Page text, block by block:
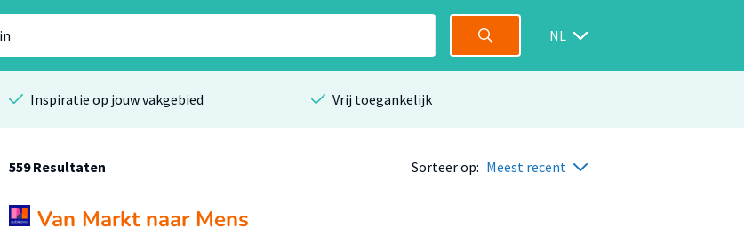
NL
Inspiratie op jouw vakgebied Vrij toegankelijk
559 Resultaten Sorteer op: Meest recent
Van Markt naar Mens